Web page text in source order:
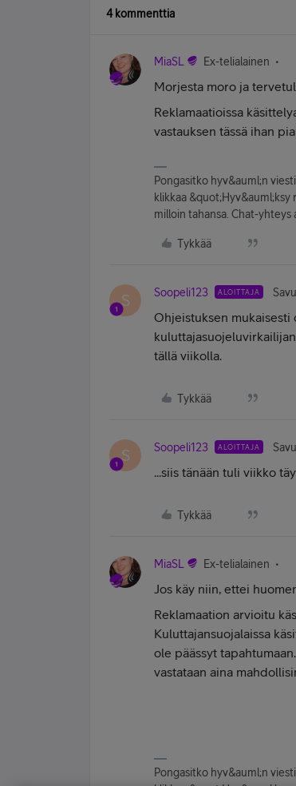
4 kommenttia
MiaSL Ex-telialainen
Morjesta moro ja
Reklamaatioissa
vastauksen tässä ihan
Pongasitko hyv&auml;n
klikkaa
milloin tahansa. Chat-yhteys
Tykkää
S Soopeli123 ALOITTAJA
Ohjeistuksen mukaisesti
tällä viikolla.
Tykkää
S Soopeli123 ALOITTAJA
...siis tänään tuli viikko
Tykkää
MiaSL Ex-telialainen
Jos käy niin, ettei
Reklamaation arvioitu
Kuluttajansuojalaissa
ole päässyt
vastataan aina
Pongasitko hyv&auml;n